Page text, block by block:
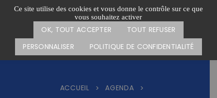
Ce site utilise des cookies et vous donne le contrôle sur ce que
vous souhaitez activer
OK, TOUT ACCEPTER
TOUT REFUSER
PERSONNALISER
POLITIQUE DE CONFIDENTIALITÉ
Passer
Menu
CARTE DES ACTIONS FAIRE UN DON
ACCUEIL > AGENDA
>